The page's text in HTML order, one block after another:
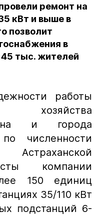
ремонт на
кВт и выше в
позволит
в
45 тыс. жителей
работы
хозяйства
и города
численности
компании
150 единиц
35/110 кВт
подстанций 6-